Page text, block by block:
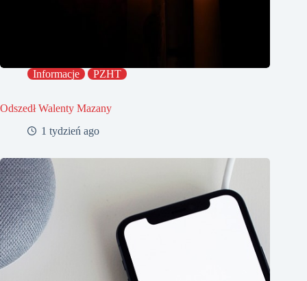
Informacje PZHT
Odszedł Walenty Mazany
1 tydzień ago